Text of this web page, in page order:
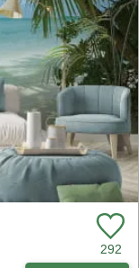
292